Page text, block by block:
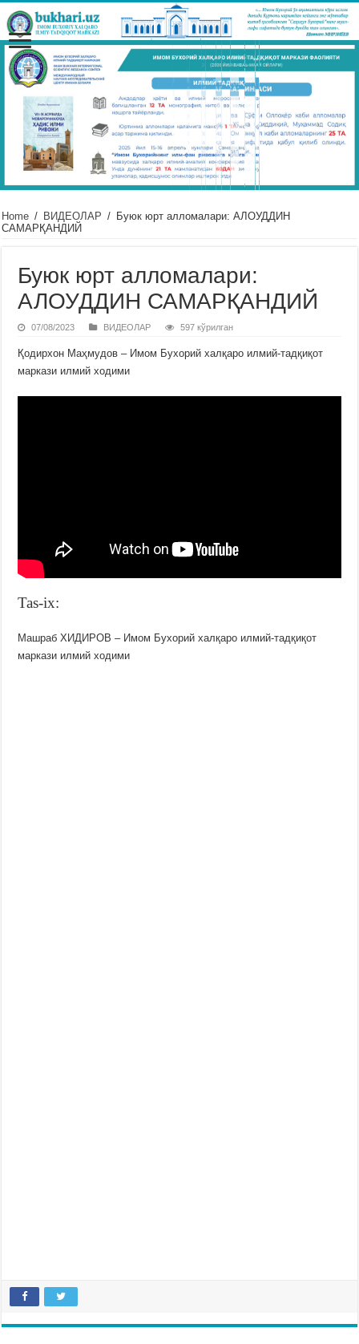
Home / ВИДЕОЛАР / Буюк юрт алломалари: АЛОУДДИН
САМАРҚАНДИЙ
Буюк юрт алломалари:
АЛОУДДИН САМАРҚАНДИЙ
07/08/2023 ВИДЕОЛАР 597 кўрилган
Қодирхон Маҳмудов – Имом Бухорий халқаро илмий-тадқиқот
маркази илмий ходими
Tas-ix:
Машраб ХИДИРОВ – Имом Бухорий халқаро илмий-тадқиқот
маркази илмий ходими